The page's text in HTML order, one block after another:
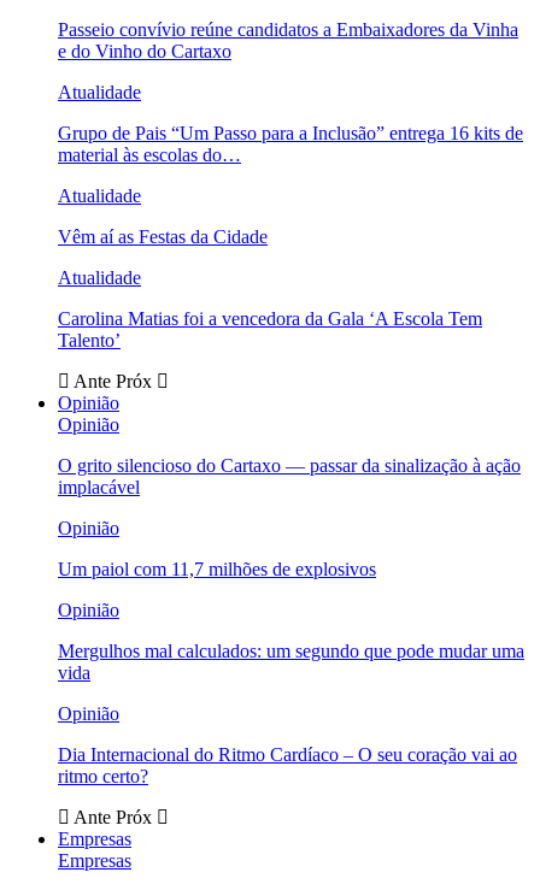
Passeio convívio reúne candidatos a Embaixadores da Vinha
e do Vinho do Cartaxo
Atualidade
Grupo de Pais “Um Passo para a Inclusão” entrega 16 kits de
material às escolas do…
Atualidade
Vêm aí as Festas da Cidade
Atualidade
Carolina Matias foi a vencedora da Gala ‘A Escola Tem
Talento’
Ante Próx
Opinião
Opinião
O grito silencioso do Cartaxo — passar da sinalização à ação
implacável
Opinião
Um paiol com 11,7 milhões de explosivos
Opinião
Mergulhos mal calculados: um segundo que pode mudar uma
vida
Opinião
Dia Internacional do Ritmo Cardíaco – O seu coração vai ao
ritmo certo?
Ante Próx
Empresas
Empresas